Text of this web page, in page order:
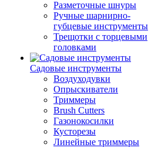
Разметочные шнуры
Ручные шарнирно-
губцевые инструменты
Трещотки с торцевыми
головками
Садовые инструменты
Воздуходувки
Опрыскиватели
Триммеры
Brush Cutters
Газонокосилки
Кусторезы
Линейные триммеры